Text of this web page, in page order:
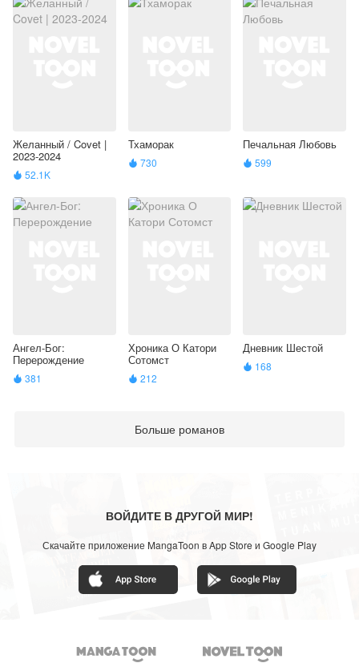
Желанный / Covet |
2023-2024
 52.1K
Тхаморак
 730
Печальная Любовь
 599
Ангел-Бог:
Перерождение
 381
Хроника О Катори
Сотомст
 212
Дневник Шестой
 168
Больше романов
ВОЙДИТЕ В ДРУГОЙ МИР!
Скачайте приложение MangaToon в App Store и Google Play
 